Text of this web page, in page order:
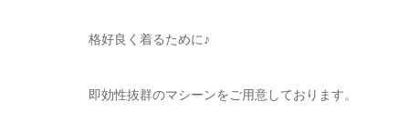
格好良く着るために♪
即効性抜群のマシーンをご用意しております。